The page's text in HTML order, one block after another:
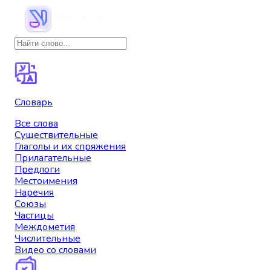
Словарь
Все слова
Существительные
Глаголы и их спряжения
Прилагательные
Предлоги
Местоимения
Наречия
Союзы
Частицы
Междометия
Числительные
Видео со словами